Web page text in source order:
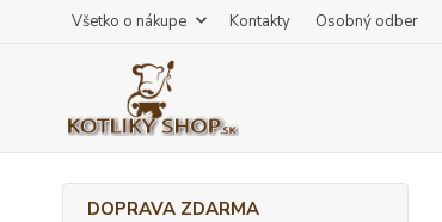
Všetko o nákupe Kontakty Osobný odber
DOPRAVA ZDARMA